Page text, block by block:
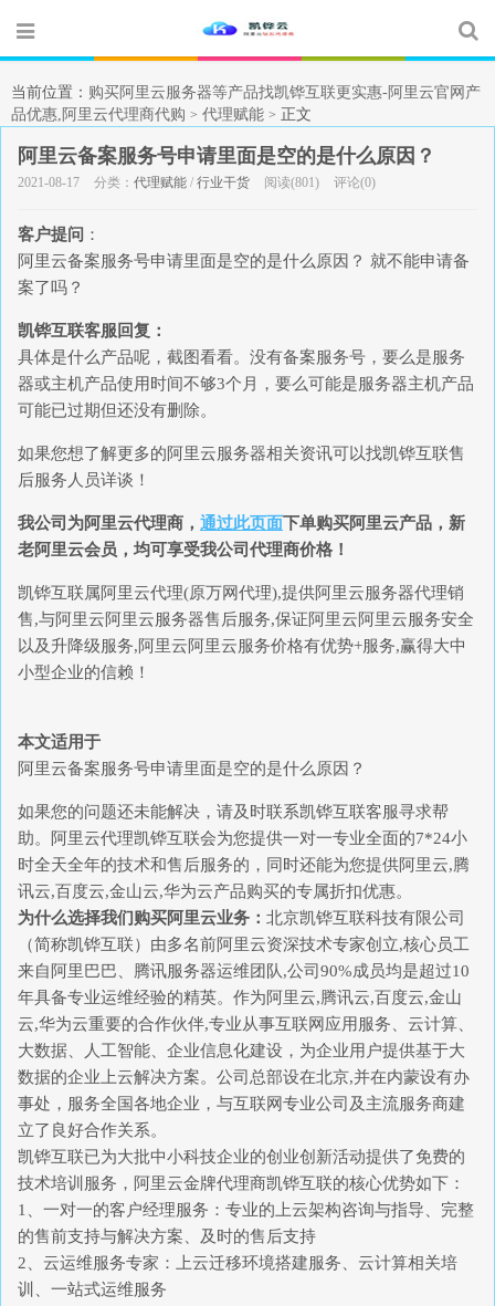
当前位置： 购买阿里云服务器等产品找凯铧互联更实惠-阿里云官网产
品优惠,阿里云代理商代购 > 代理赋能 > 正文
阿里云备案服务号申请里面是空的是什么原因？
2021-08-17 分类： 代理赋能 / 行业干货 阅读(801) 评论(0)
客户提问 ：
阿里云备案服务号申请里面是空的是什么原因？ 就不能申请备
案了吗？
凯铧互联客服回复：
具体是什么产品呢，截图看看。没有备案服务号，要么是服务
器或主机产品使用时间不够3个月，要么可能是服务器主机产品
可能已过期但还没有删除。
如果您想了解更多的阿里云服务器相关资讯可以找凯铧互联售
后服务人员详谈！
我公司为阿里云代理商 ， 通过此页面下单购买阿里云产品，新
老阿里云会员，均可享受我公司代理商价格！
凯铧互联属阿里云代理(原万网代理),提供阿里云服务器代理销
售,与阿里云阿里云服务器售后服务,保证阿里云阿里云服务安全
以及升降级服务,阿里云阿里云服务价格有优势+服务,赢得大中
小型企业的信赖！
本文适用于
阿里云备案服务号申请里面是空的是什么原因？
如果您的问题还未能解决，请及时联系凯铧互联客服寻求帮
助。阿里云代理凯铧互联会为您提供一对一专业全面的7*24小
时全天全年的技术和售后服务的，同时还能为您提供阿里云,腾
讯云,百度云,金山云,华为云产品购买的专属折扣优惠。
为什么选择我们购买阿里云业务： 北京凯铧互联科技有限公司
（简称凯铧互联）由多名前阿里云资深技术专家创立,核心员工
来自阿里巴巴、腾讯服务器运维团队,公司90%成员均是超过10
年具备专业运维经验的精英。作为阿里云,腾讯云,百度云,金山
云,华为云重要的合作伙伴,专业从事互联网应用服务、云计算、
大数据、人工智能、企业信息化建设，为企业用户提供基于大
数据的企业上云解决方案。公司总部设在北京,并在内蒙设有办
事处，服务全国各地企业，与互联网专业公司及主流服务商建
立了良好合作关系。
凯铧互联已为大批中小科技企业的创业创新活动提供了免费的
技术培训服务，阿里云金牌代理商凯铧互联的核心优势如下：
1、一对一的客户经理服务：专业的上云架构咨询与指导、完整
的售前支持与解决方案、及时的售后支持
2、云运维服务专家：上云迁移环境搭建服务、云计算相关培
训、一站式运维服务